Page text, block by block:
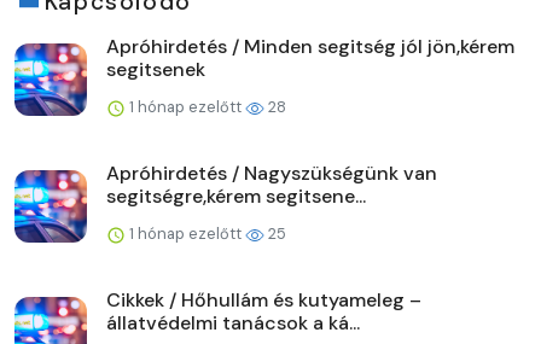
Apróhirdetés / Minden segitség jól jön,kérem
segitsenek
1 hónap ezelőtt 28
Apróhirdetés / Nagyszükségünk van
segitségre,kérem segitsene...
1 hónap ezelőtt 25
Cikkek / Hőhullám és kutyameleg –
állatvédelmi tanácsok a ká...